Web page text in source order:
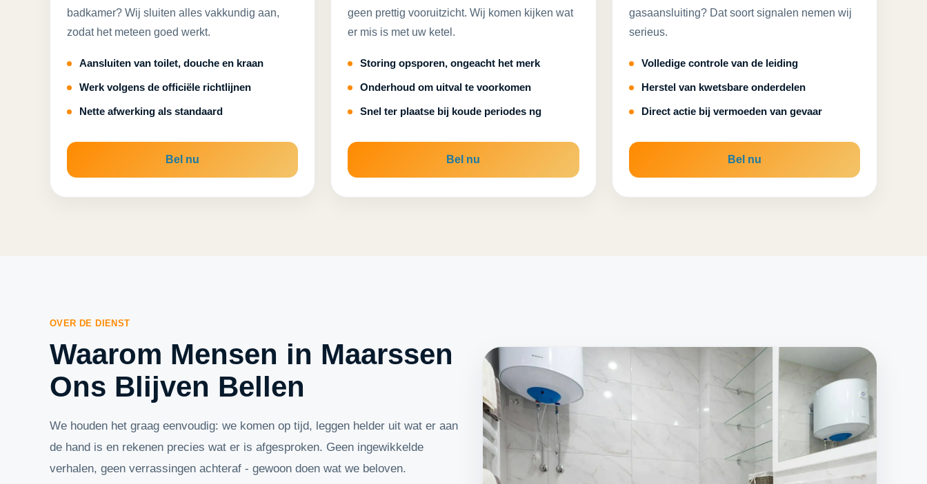
badkamer? Wij sluiten alles vakkundig aan,
zodat het meteen goed werkt.
Aansluiten van toilet, douche en kraan
Werk volgens de officiële richtlijnen
Nette afwerking als standaard
Bel nu
geen prettig vooruitzicht. Wij komen kijken wat
er mis is met uw ketel.
Storing opsporen, ongeacht het merk
Onderhoud om uitval te voorkomen
Snel ter plaatse bij koude periodes ng
Bel nu
gasaansluiting? Dat soort signalen nemen wij
serieus.
Volledige controle van de leiding
Herstel van kwetsbare onderdelen
Direct actie bij vermoeden van gevaar
Bel nu
OVER DE DIENST
Waarom Mensen in Maarssen
Ons Blijven Bellen
We houden het graag eenvoudig: we komen op tijd, leggen helder uit wat er aan
de hand is en rekenen precies wat er is afgesproken. Geen ingewikkelde
verhalen, geen verrassingen achteraf - gewoon doen wat we beloven.